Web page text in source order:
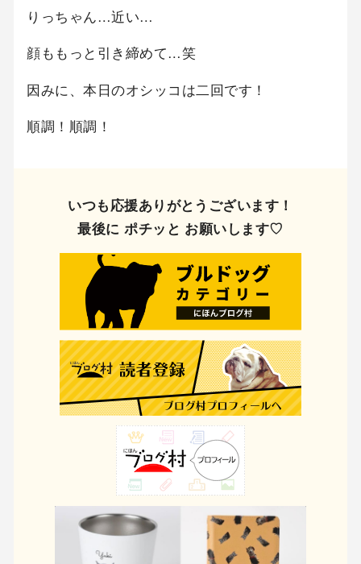
りっちゃん…近い…
顔ももっと引き締めて…笑
因みに、本日のオシッコは二回です！
順調！順調！
いつも応援ありがとうございます！
最後に ポチッと お願いします♡